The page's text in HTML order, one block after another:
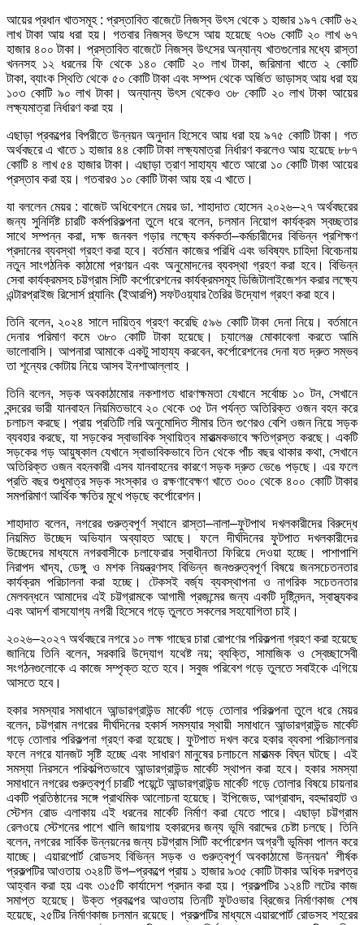
আয়ের প্রধান খাতসমূহ : প্রস্তাবিত বাজেটে নিজস্ব উৎস থেকে ১ হাজার ১৯৭ কোটি ৬২
লাখ টাকা আয় ধরা হয়। গতবার নিজস্ব উৎসে আয় হয়েছে ৭৩৬ কোটি ২০ লাখ ৬৭
হাজার ৪০০ টাকা। প্রস্তাবিত বাজেটে নিজস্ব উৎসের অন্যান্য খাতগুলোর মধ্যে রাস্তা
খননসহ ১২ ধরনের ফি থেকে ১৪০ কোটি ২০ লাখ টাকা, জরিমানা খাতে ২ কোটি
টাকা, ব্যাংক স্থিতি থেকে ৫০ কোটি টাকা এবং সম্পদ থেকে অর্জিত ভাড়াসহ আয় ধরা হয়
১০৩ কোটি ৯০ লাখ টাকা। অন্যান্য উৎস থেকেও ৩৮ কোটি ২০ লাখ টাকা আয়ের
লক্ষ্যমাত্রা নির্ধারণ করা হয় ।
এছাড়া প্রকল্পের বিপরীতে উন্নয়ন অনুদান হিসেবে আয় ধরা হয় ৯৭৫ কোটি টাকা। গত
অর্থবছরে এ খাতে ১ হাজার ৪৪ কোটি টাকা লক্ষ্যমাত্রা নির্ধারণ করলেও আয় হয়েছে ৮৮৭
কোটি ৪ লাখ ৫৪ হাজার টাকা। এছাড়া ত্রাণ সাহায্য খাতে আরো ১০ কোটি টাকা আয়ের
প্রস্তাব করা হয়। গতবারও ১০ কোটি টাকা আয় হয় এ খাতে।
যা বললেন মেয়র : বাজেট অধিবেশনে মেয়র ডা. শাহাদাত হোসেন ২০২৬–২৭ অর্থবছরের
জন্য সুনির্দিষ্ট চারটি কর্মপরিকল্পনা তুলে ধরে বলেন, চলমান নিয়োগ কার্যক্রম স্বচ্ছতার
সাথে সম্পন্ন করা, দক্ষ জনবল গড়ার লক্ষ্যে কর্মকর্তা–কর্মচারীদের বিভিন্ন প্রশিক্ষণ
প্রদানের ব্যবস্থা গ্রহণ করা হবে। বর্তমান কাজের পরিধি এবং ভবিষ্যৎ চাহিদা বিবেচনায়
নতুন সাংগঠনিক কাঠামো প্রণয়ন এবং অনুমোদনের ব্যবস্থা গ্রহণ করা হবে। বিভিন্ন
সেবা কার্যক্রমসহ চট্টগ্রাম সিটি কর্পোরেশনের কার্যক্রমসমূহ ডিজিটালাইজেশন করার লক্ষ্যে
এন্টারপ্রাইজ রিসোর্স প্ল্যানিং (ইআরপি) সফটওয়্যার তৈরির উদ্যোগ গ্রহণ করা হবে।
তিনি বলেন, ২০২৪ সালে দায়িত্ব গ্রহণ করেছি ৫৯৬ কোটি টাকা দেনা নিয়ে। বর্তমানে
দেনার পরিমাণ কমে ৩৮০ কোটি টাকা হয়েছে। চ্যালেঞ্জ মোকাবেলা করতে আমি
ভালোবাসি। আপনারা আমাকে একটু সাহায্য করবেন, কর্পোরেশনের দেনা যত দ্রুত সম্ভব
তা শূন্যের কোটায় নিয়ে আসব ইনশাআল্লাহ ।
তিনি বলেন, সড়ক অবকাঠামোর নকশাগত ধারণক্ষমতা যেখানে সর্বোচ্চ ১০ টন, সেখানে
বন্দরের ভারী যানবাহন নিয়মিতভাবে ২০ থেকে ৩৫ টন পর্যন্ত অতিরিক্ত ওজন বহন করে
চলাচল করছে। প্রায় প্রতিটি লরি অনুমোদিত সীমার তিন গুণেরও বেশি ওজন নিয়ে সড়ক
ব্যবহার করছে, যা সড়কের স্বাভাবিক স্থায়িত্ব মারাত্মকভাবে ক্ষতিগ্রস্ত করছে। একটি
সড়কের গড় আয়ুষ্কাল যেখানে স্বাভাবিকভাবে তিন থেকে পাঁচ বছর থাকার কথা, সেখানে
অতিরিক্ত ওজন বহনকারী এসব যানবাহনের কারণে সড়ক দ্রুত ভেঙে পড়ছে। এর ফলে
প্রতি বছর শুধুমাত্র সড়ক সংস্কার ও রক্ষণাবেক্ষণ খাতে ৩০০ থেকে ৪০০ কোটি টাকার
সমপরিমাণ আর্থিক ক্ষতির মুখে পড়ছে কর্পোরেশন।
শাহাদাত বলেন, নগরের গুরুত্বপূর্ণ স্থানে রাস্তা–নালা–ফুটপাথ দখলকারীদের বিরুদ্ধে
নিয়মিত উচ্ছেদ অভিযান অব্যাহত আছে। ফলে দীর্ঘদিনের ফুটপাত দখলকারীদের
উচ্ছেদের মাধ্যমে নগরবাসীকে চলাফেরার স্বাধীনতা ফিরিয়ে দেওয়া হচ্ছে। পাশাপাশি
নিরাপদ খাদ্য, ডেঙ্গু ও মশক নিয়ন্ত্রণসহ বিভিন্ন জনগুরুত্বপূর্ণ বিষয়ে জনসচেতনতার
কার্যক্রম পরিচালনা করা হচ্ছে। টেকসই বর্জ্য ব্যবস্থাপনা ও নাগরিক সচেতনতার
মেলবন্ধনে আমাদের এই চট্টগ্রামকে আগামী প্রজন্মের জন্য একটি দৃষ্টিনন্দন, স্বাস্থ্যকর
এবং আদর্শ বাসযোগ্য নগরী হিসেবে গড়ে তুলতে সকলের সহযোগিতা চাই।
২০২৬–২০২৭ অর্থবছরে নগরে ১০ লক্ষ গাছের চারা রোপণের পরিকল্পনা গ্রহণ করা হয়েছে
জানিয়ে তিনি বলেন, সরকারি উদ্যোগ যথেষ্ট নয়; ব্যক্তি, সামাজিক ও স্বেচ্ছাসেবী
সংগঠনগুলোকে এ কাজে সম্পৃক্ত হতে হবে। সবুজ পরিবেশ গড়ে তুলতে সবাইকে এগিয়ে
আসতে হবে।
হকার সমস্যার সমাধানে আন্ডারগ্রাউন্ড মার্কেট গড়ে তোলার পরিকল্পনা তুলে ধরে মেয়র
বলেন, চট্টগ্রাম নগরের দীর্ঘদিনের হকার্স সমস্যার স্থায়ী সমাধানে আন্ডারগ্রাউন্ড মার্কেট
গড়ে তোলার পরিকল্পনা গ্রহণ করা হয়েছে। ফুটপাত দখল করে হকার ব্যবসা পরিচালনার
ফলে নগরে যানজট সৃষ্টি হচ্ছে এবং সাধারণ মানুষের চলাচলে মারাত্মক বিঘ্ন ঘটছে। এই
সমস্যা নিরসনে পরিকল্পিতভাবে আন্ডারগ্রাউন্ড মার্কেট স্থাপন করা হবে। হকার সমস্যা
সমাধানে নগরের গুরুত্বপূর্ণ চারটি পয়েন্টে আন্ডারগ্রাউন্ড মার্কেট গড়ে তোলার বিষয়ে চায়নার
একটি প্রতিষ্ঠানের সঙ্গে প্রাথমিক আলোচনা হয়েছে। ইপিজেড, আগ্রাবাদ, বহদ্দারহাট ও
স্টেশন রোড এলাকায় এই ধরনের মার্কেট নির্মাণ করা যেতে পারে। এছাড়া চট্টগ্রাম
রেলওয়ে স্টেশনের পাশে খালি জায়গায় হকারদের জন্য ভূমি বরাদ্দের চেষ্টা চলছে। তিনি
বলেন, নগরের সার্বিক উন্নয়নের জন্য চট্টগ্রাম সিটি কর্পোরেশন অগ্রণী ভূমিকা পালন করে
যাচ্ছে। এয়ারপোর্ট রোডসহ বিভিন্ন সড়ক ও গুরুত্বপূর্ণ অবকাঠামো উন্নয়ন‘ শীর্ষক
প্রকল্পটির আওতায় ৩২৪টি উপ–প্রকল্পে প্রায় ১ হাজার ৯৩৫ কোটি টাকার অধিক দরপত্র
আহ্বান করা হয় এবং ৩১৫টি কার্যাদেশ প্রদান করা হয়। প্রকল্পটির ১২৪টি লটের কাজ
সমাপ্ত হয়েছে। উক্ত প্রকল্পের আওতায় তিনটি ফুটওভার ব্রিজের নির্মাণকাজ শেষ
হয়েছে, ২৫টির নির্মাণকাজ চলমান রয়েছে। প্রকল্পটির মাধ্যমে এয়ারপোর্ট রোডসহ শহরের